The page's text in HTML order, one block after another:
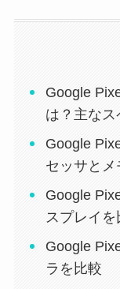
Google
は？主な
Google
セッサと
Google
スプレイを
Google
ラを比較